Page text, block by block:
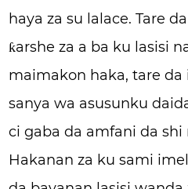
haya za su lalace. Tare
ƙarshe za a ba ku lasisi
maimakon haka, tare
sanya wa asusunku
ci gaba da amfani da
Hakanan za ku sami